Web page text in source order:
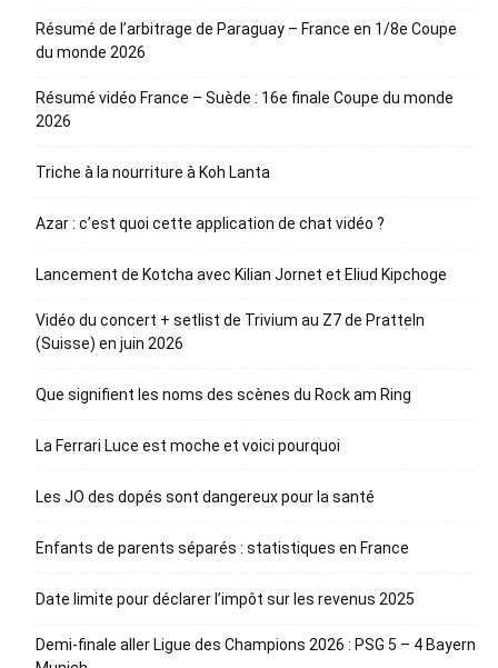
Résumé de l’arbitrage de Paraguay – France en 1/8e Coupe
du monde 2026
Résumé vidéo France – Suède : 16e finale Coupe du monde
2026
Triche à la nourriture à Koh Lanta
Azar : c’est quoi cette application de chat vidéo ?
Lancement de Kotcha avec Kilian Jornet et Eliud Kipchoge
Vidéo du concert + setlist de Trivium au Z7 de Pratteln
(Suisse) en juin 2026
Que signifient les noms des scènes du Rock am Ring
La Ferrari Luce est moche et voici pourquoi
Les JO des dopés sont dangereux pour la santé
Enfants de parents séparés : statistiques en France
Date limite pour déclarer l’impôt sur les revenus 2025
Demi-finale aller Ligue des Champions 2026 : PSG 5 – 4 Bayern